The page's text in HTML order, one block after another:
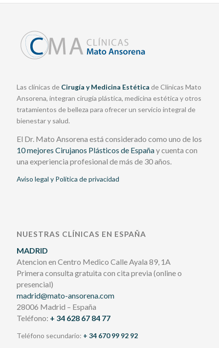
Las clínicas de Cirugía y Medicina Estética de Clínicas Mato
Ansorena, integran cirugía plástica, medicina estética y otros
tratamientos de belleza para ofrecer un servicio integral de
bienestar y salud.
El Dr. Mato Ansorena está considerado como uno de los
10 mejores Cirujanos Plásticos de Españay cuenta con
una experiencia profesional de más de 30 años.
Aviso legal y Política de privacidad
NUESTRAS CLÍNICAS EN ESPAÑA
MADRID
Atencion en Centro Medico Calle Ayala 89, 1A
Primera consulta gratuita con cita previa (online o
presencial)
madrid@mato-ansorena.com
28006 Madrid – España
Teléfono: + 34 628 67 84 77
Teléfono secundario: + 34 670 99 92 92